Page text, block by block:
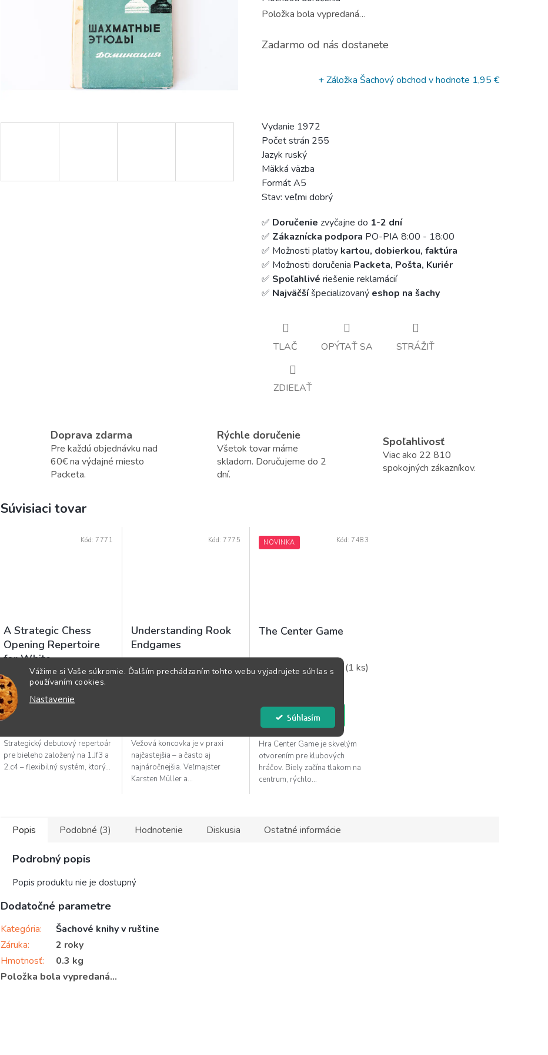
Vážime si Vaše súkromie. Ďalším prechádzaním tohto webu vyjadrujete súhlas s
používaním cookies.
Nastavenie
Súhlasím
Položka bola vypredaná…
Zadarmo od nás dostanete
+ Záložka Šachový obchod v hodnote 1,95 €
Vydanie 1972
Počet strán 255
Jazyk ruský
Mäkká väzba
Formát A5
Stav: veľmi dobrý
✅ Doručenie zvyčajne do 1-2 dní
✅ Zákaznícka podpora PO-PIA 8:00 - 18:00
✅ Možnosti platby kartou, dobierkou, faktúra
✅ Možnosti doručenia Packeta, Pošta, Kuriér
✅ Spoľahlivé riešenie reklamácií
✅ Najväčšíšpecializovaný eshop na šachy
TLAČ OPÝTAŤ SA STRÁŽIŤ
ZDIEĽAŤ
Doprava zdarma
Pre každú objednávku nad
60€ na výdajné miesto
Packeta.
Rýchle doručenie
Všetok tovar máme
skladom. Doručujeme do 2
dní.
Spoľahlivosť
Viac ako 22 810
spokojných zákazníkov.
Súvisiaci tovar
A Strategic Chess
Opening Repertoire
for White
Skladom (1 ks)
22,95 €
DO KOŠÍKA
Strategický debutový repertoár
pre bieleho založený na 1.Jf3 a
2.c4 – flexibilný systém, ktorý...
Kód: 7771
Understanding Rook
Endgames
Skladom(1 ks)
Vežová koncovka je v praxi
najčastejšia – a často aj
najnáročnejšia. Veľmajster
Karsten Müller a...
Kód: 7775 NOVINKA
The Center Game
Skladom (1 ks)
DO KOŠÍKA
Hra Center Game je skvelým
otvorením pre klubových
hráčov. Biely začína tlakom na
centrum, rýchlo...
Kód: 7483
Popis Podobné (3) Hodnotenie Diskusia Ostatné informácie
Podrobný popis
Popis produktu nie je dostupný
Dodatočné parametre
Kategória:
Šachové knihy v ruštine
Záruka:
2 roky
Hmotnosť:
0.3 kg
Položka bola vypredaná…